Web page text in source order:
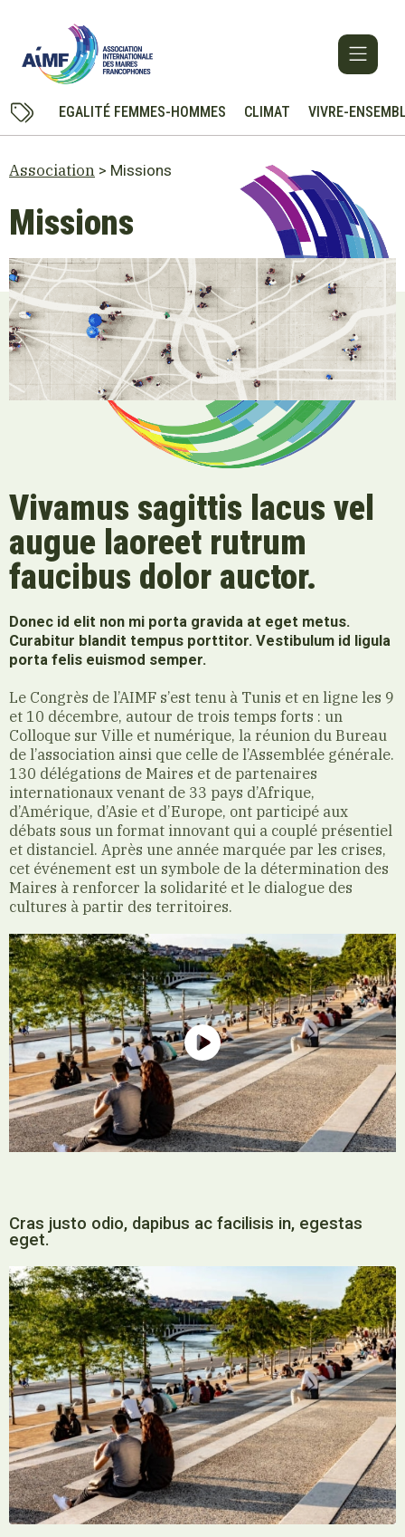
EGALITÉ FEMMES-HOMMES CLIMAT VIVRE-
Association > Missions
Missions
Vivamus sagittis lacus vel
augue laoreet rutrum
faucibus dolor auctor.
Donec id elit non mi porta gravida at eget metus.
Curabitur blandit tempus porttitor. Vestibulum id ligula
porta felis euismod semper.
Le Congrès de l’AIMF s’est tenu à Tunis et en ligne les 9
et 10 décembre, autour de trois temps forts : un
Colloque sur Ville et numérique, la réunion du Bureau
de l’association ainsi que celle de l’Assemblée générale.
130 délégations de Maires et de partenaires
internationaux venant de 33 pays d’Afrique,
d’Amérique, d’Asie et d’Europe, ont participé aux
débats sous un format innovant qui a couplé présentiel
et distanciel. Après une année marquée par les crises,
cet événement est un symbole de la détermination des
Maires à renforcer la solidarité et le dialogue des
cultures à partir des territoires.
Cras justo odio, dapibus ac facilisis in, egestas
eget.